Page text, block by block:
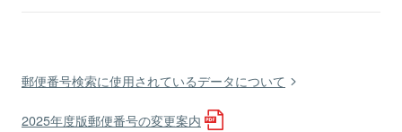
郵便番号検索に使用されているデータについて
2025年度版郵便番号の変更案内